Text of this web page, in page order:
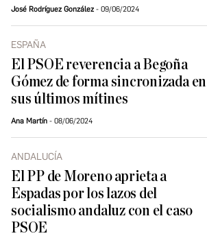
José Rodríguez González 09/06/2024
ESPAÑA
El PSOE reverencia a Begoña
Gómez de forma sincronizada en
sus últimos mítines
Ana Martín 08/06/2024
ANDALUCÍA
El PP de Moreno aprieta a
Espadas por los lazos del
socialismo andaluz con el caso
PSOE